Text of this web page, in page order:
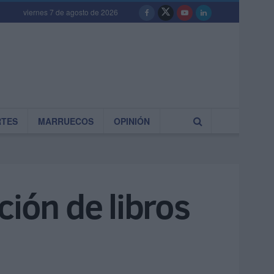
viernes 7 de agosto de 2026
MARRUECOS OPINIÓN
de libros